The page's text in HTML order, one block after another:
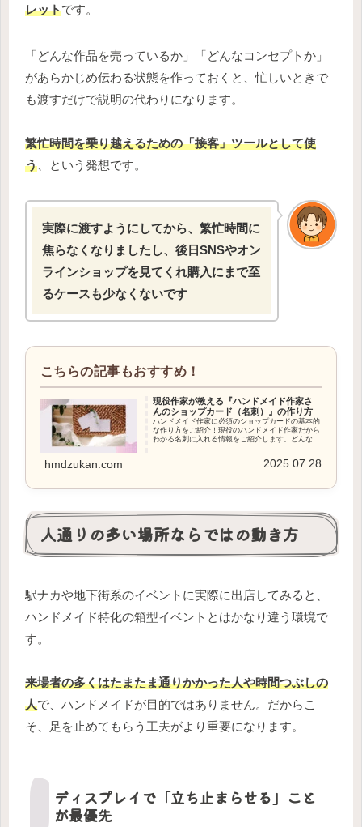
レットです。
「どんな作品を売っているか」「どんなコンセプトか」
があらかじめ伝わる状態を作っておくと、忙しいときで
も渡すだけで説明の代わりになります。
繁忙時間を乗り越えるための「接客」ツールとして使
う 、という発想です。
実際に渡すようにしてから、繁忙時間に
焦らなくなりましたし、後日SNSやオン
ラインショップを見てくれ購入にまで至
るケースも少なくないです
現役作家が教える『ハンドメイド作家さ
んのショップカード（名刺）』の作り方
ハンドメイド作家に必須のショップカードの基本的
な作り方をご紹介！現役のハンドメイド作家だから
わかる名刺に入れる情報をご紹介します。どんな内
hmdzukan.com 2025.07.28
人通りの多い場所ならではの動き方
駅ナカや地下街系のイベントに実際に出店してみると、
ハンドメイド特化の箱型イベントとはかなり違う環境で
す。
来場者の多くはたまたま通りかかった人や時間つぶしの
人で、ハンドメイドが目的ではありません。だからこ
そ、足を止めてもらう工夫がより重要になります。
ディスプレイで「立ち止まらせる」こと
が最優先